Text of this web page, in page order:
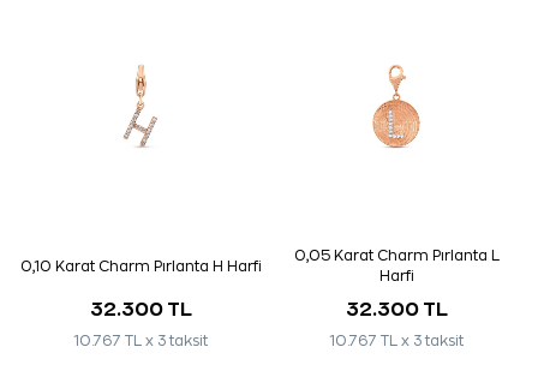
0,10 Karat Charm Pırlanta H Harfi
32.300 TL
10.767 TL x 3 taksit
0,05 Karat Charm Pırlanta L
Harfi
32.300 TL
10.767 TL x 3 taksit